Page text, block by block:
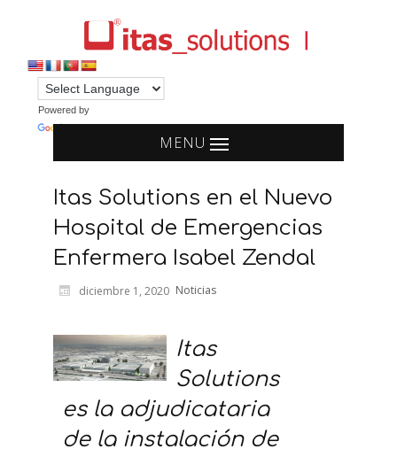
Powered by
MENU
Itas Solutions en el Nuevo
Hospital de Emergencias
Enfermera Isabel Zendal
diciembre 1, 2020 Noticias
Itas
Solutions
es la adjudicataria
de la instalación de